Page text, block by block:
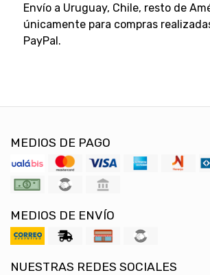
Envío a Uruguay, Chile, resto de
únicamente para compras
PayPal.
MEDIOS DE PAGO
MEDIOS DE ENVÍO
NUESTRAS REDES SOCIALES